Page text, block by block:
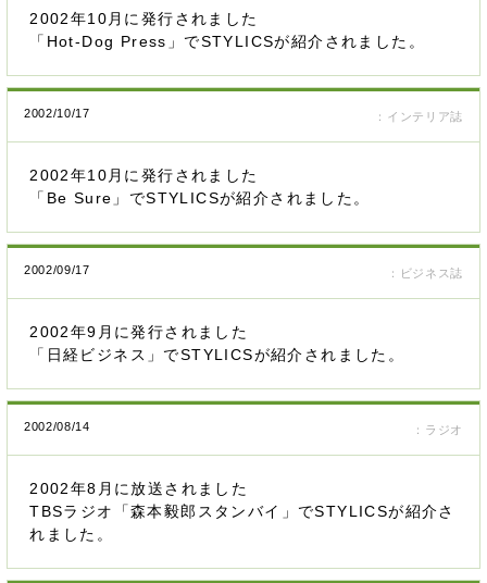
2002年10月に発行されました
「Hot-Dog Press」でSTYLICSが紹介されました。
：インテリア誌
2002/10/17
2002年10月に発行されました
「Be Sure」でSTYLICSが紹介されました。
：ビジネス誌
2002/09/17
2002年9月に発行されました
「日経ビジネス」でSTYLICSが紹介されました。
：ラジオ
2002/08/14
2002年8月に放送されました
TBSラジオ「森本毅郎スタンバイ」でSTYLICSが紹介さ
れました。